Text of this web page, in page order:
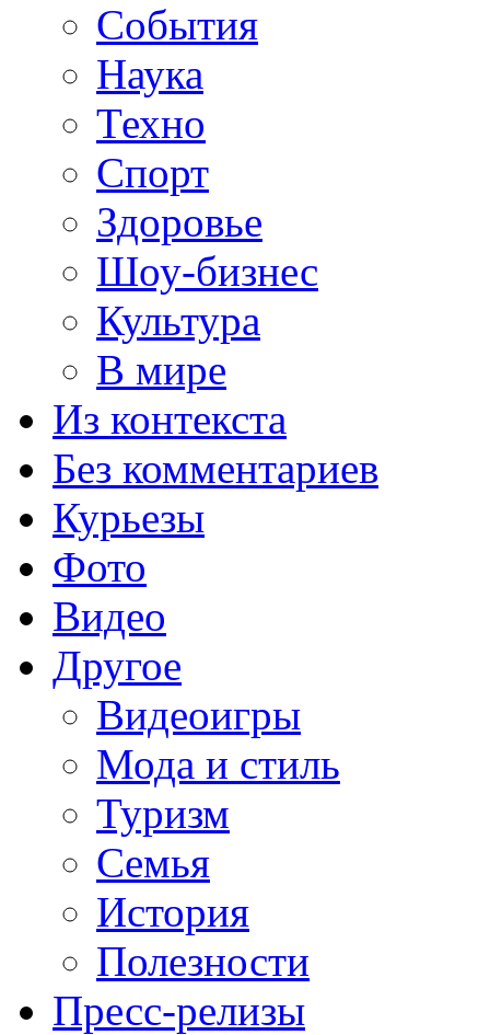
События
Наука
Техно
Спорт
Здоровье
Шоу-бизнес
Культура
В мире
Из контекста
Без комментариев
Курьезы
Фото
Видео
Другое
Видеоигры
Мода и стиль
Туризм
Семья
История
Полезности
Пресс-релизы